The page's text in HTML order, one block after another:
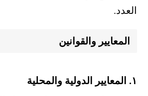
العدد.
المعايير والقوانين
١. المعايير الدولية والمحلية